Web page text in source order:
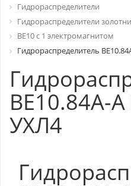
Гидрораспределители
Гидрораспределители
ВЕ10 с 1 электромагнитом
Гидрораспределитель
ВЕ10.84А-
УХЛ4